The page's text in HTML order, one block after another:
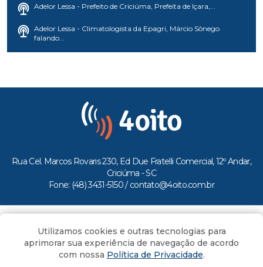
Adelor Lessa - Prefeito de Criciúma, Prefeita de Içara,...
Adelor Lessa - Climatologista da Epagri, Márcio Sônego
falando...
Rua Cel. Marcos Rovaris 230, Ed Due Fratelli Comercial, 12º Andar,
Criciúma - SC
Fone: (48) 3431-5150 / contato@4oito.com.br
Todos os direitos reservados ao Portal 4oito
Utilizamos cookies e outras tecnologias para
aprimorar sua experiência de navegação de acordo
com nossa Política de Privacidade.